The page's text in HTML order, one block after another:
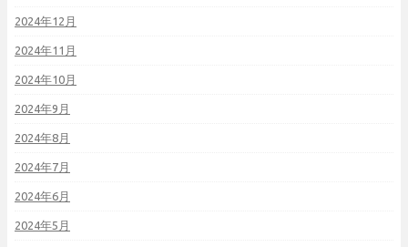
2024年12月
2024年11月
2024年10月
2024年9月
2024年8月
2024年7月
2024年6月
2024年5月